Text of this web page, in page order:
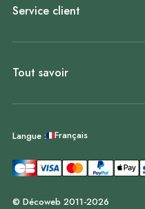
Service client
Tout savoir
Langue : Français
© Décoweb 2011-2026